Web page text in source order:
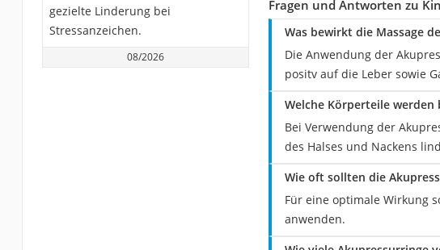
gezielte Linderung bei
Stressanzeichen.
08/2026
Fragen und Antworten zu
Was bewirkt die Massage
Die Anwendung der
positv auf die Leber sowie
Welche Körperteile
Bei Verwendung der
des Halses und Nackens
Wie oft sollten die
Für eine optimale Wirkung
anwenden.